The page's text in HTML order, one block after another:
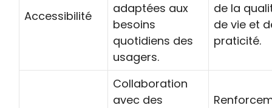
Accessibilité
adaptées aux
besoins
quotidiens des
usagers.
de la
de vie et
praticité.
Collaboration
avec des